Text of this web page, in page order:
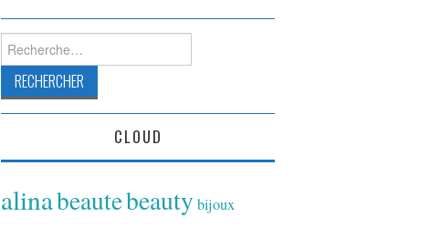
Rechercher :
CLOUD
alinabeautebeauty bijoux